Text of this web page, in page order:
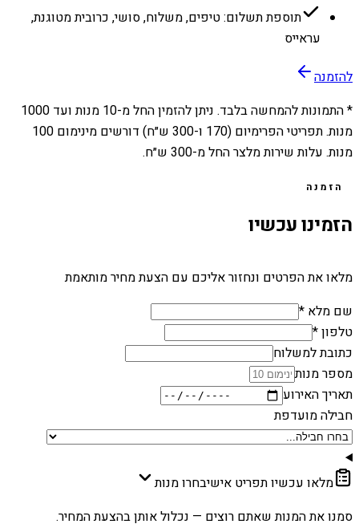
תוספת תשלום: טיפים, משלוח, סושי, כרובית מטוגנת,
עראייס
להזמנה
* התמונות להמחשה בלבד. ניתן להזמין החל מ-10 מנות ועד 1000
מנות. תפריטי הפרימיום (170 ו-300 ש״ח) דורשים מינימום 100
מנות. עלות שירות מלצר החל מ-300 ש״ח.
הזמנה
הזמינו עכשיו
מלאו את הפרטים ונחזור אליכם עם הצעת מחיר מותאמת
שם מלא *
טלפון *
כתובת למשלוח
מספר מנות
תאריך האירוע
חבילה מועדפת
מלאו עכשיו תפריט אישיבחרו מנות
סמנו את המנות שאתם רוצים — נכלול אותן בהצעת המחיר.